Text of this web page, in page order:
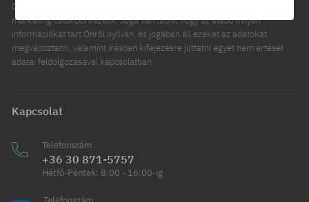
O O, székhelye: Modlniczka, ul. Handlowców 2. Személyes adatait
marketing célokból kezelik. Joga van tudni, hogy az eladó milyen
információkat tart Önről nyilván, és jogában áll ezeket az adatokat
megváltoztatni, valamint írásban kifejezésre juttatni egyet nem értését
adatai feldolgozásával kapcsolatban.
Kapcsolat
Telefonszám
+36 30 871-5757
Hétfő-Péntek: 8:00 - 16:00-ig